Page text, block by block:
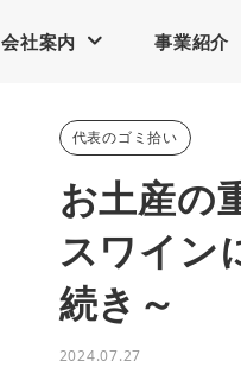
会社案内 事業紹介
代表のゴミ拾い
お土産の
スワイン
続き～
2024.07.27